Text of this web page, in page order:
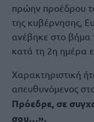
πρώην προέδρου
της κυβέρνησης,
ανέβηκε στο βήμα
κατά τη 2η ημέρα
Χαρακτηριστική
απευθυνόμενος
Πρόεδρε, σε
σου…».